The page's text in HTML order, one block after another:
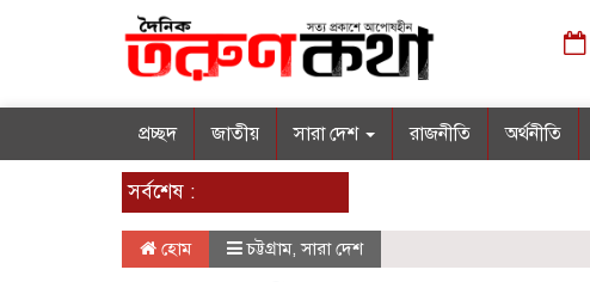
প্রচ্ছদ জাতীয় সারা দেশ রাজনীতি অর্থনীতি
সর্বশেষ :
হোম চট্টগ্রাম,সারা দেশ